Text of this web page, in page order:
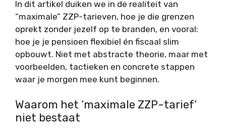
In dit artikel duiken we in de realiteit van
“maximale” ZZP-tarieven, hoe je die grenzen
oprekt zonder jezelf op te branden, en vooral:
hoe je je pensioen flexibiel én fiscaal slim
opbouwt. Niet met abstracte theorie, maar met
voorbeelden, tactieken en concrete stappen
waar je morgen mee kunt beginnen.
Waarom het ‘maximale ZZP-tarief’
niet bestaat